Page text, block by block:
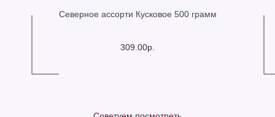
Северное ассорти Кусковое 500 грамм
309.00р.